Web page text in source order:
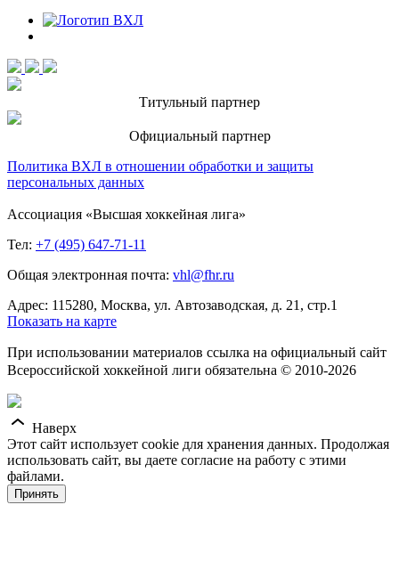
Титульный партнер
Официальный партнер
Политика ВХЛ в отношении обработки и защиты
персональных данных
Ассоциация «Высшая хоккейная лига»
Тел: +7 (495) 647-71-11
Общая электронная почта: vhl@fhr.ru
Адрес: 115280, Москва, ул. Автозаводская, д. 21, стр.1
Показать на карте
При использовании материалов ссылка на официальный сайт
Всероссийской хоккейной лиги обязательна © 2010-2026
Наверх
Этот сайт использует cookie для хранения данных. Продолжая
использовать сайт, вы даете согласие на работу с этими
файлами.
Принять